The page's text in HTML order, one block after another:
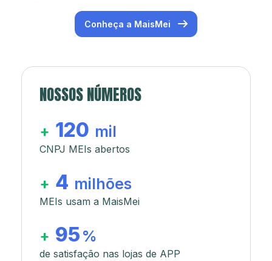
Conheça a MaisMei
NOSSOS NÚMEROS
+ 120 mil
CNPJ MEIs abertos
+ 4 milhões
MEIs usam a MaisMei
+ 95 %
de satisfação nas lojas de APP